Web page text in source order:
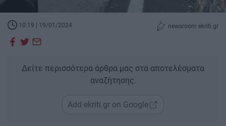
10:19 | 19/01/2024 newsroom ekriti.gr
Δείτε περισσότερα άρθρα μας στα αποτελέσματα
αναζήτησης.
Add ekriti.gr on Google